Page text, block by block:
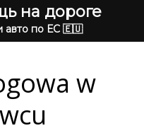
на дороге
авто по ЕС 🇪🇺
w